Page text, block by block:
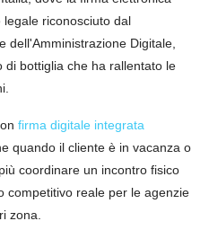
riconosciuto dal
dell'Amministrazione Digitale,
di bottiglia che ha rallentato le
firma digitale integrata
quando il cliente è in vacanza o
coordinare un incontro fisico
competitivo reale per le agenzie
zona.